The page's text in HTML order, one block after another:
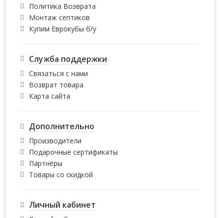
Политика Возврата
Монтаж септиков
Купим Еврокубы б/у
Служба поддержки
Связаться с нами
Возврат товара
Карта сайта
Дополнительно
Производители
Подарочные сертификаты
Партнёры
Товары со скидкой
Личный кабинет